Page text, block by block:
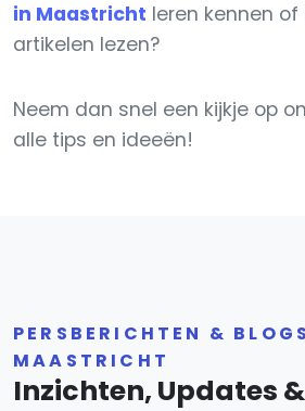
in Maastricht leren kennen
artikelen lezen?
Neem dan snel een kijkje op
alle tips en ideeën!
PERSBERICHTEN &
MAASTRICHT
Inzichten, Updates